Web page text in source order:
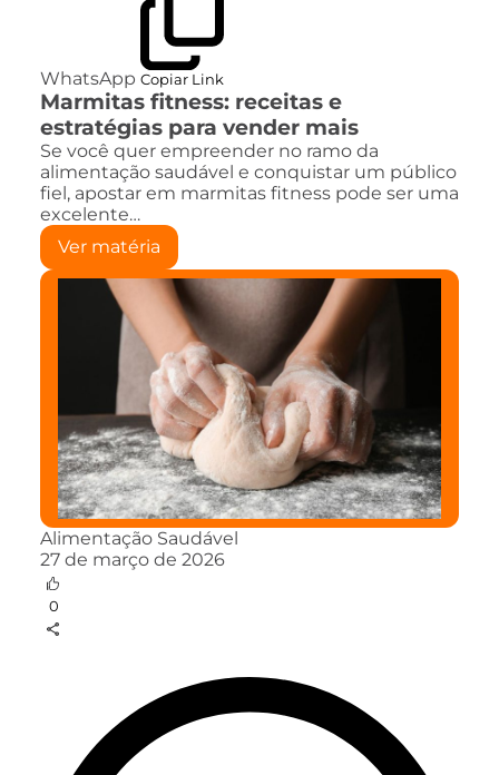
WhatsApp Copiar Link
Marmitas fitness: receitas e
estratégias para vender mais
Se você quer empreender no ramo da
alimentação saudável e conquistar um público
fiel, apostar em marmitas fitness pode ser uma
excelente…
Ver matéria
Alimentação Saudável
27 de março de 2026
0